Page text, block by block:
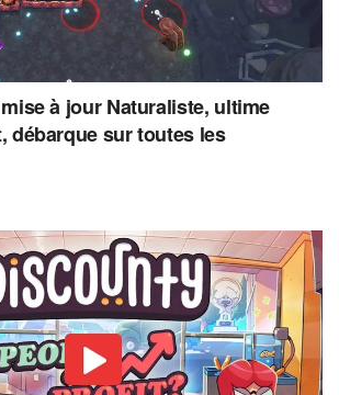
à jour Naturaliste, ultime
débarque sur toutes les